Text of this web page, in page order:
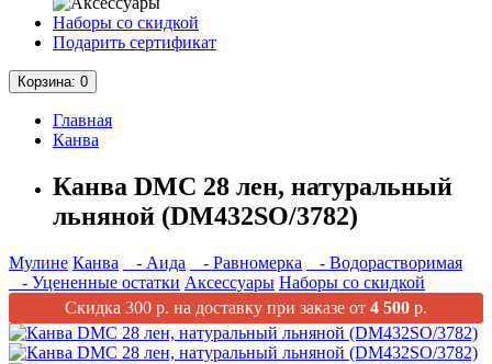
Наборы со скидкой
Подарить сертификат
Корзина: 0
Главная
Канва
Канва DMC 28 лен, натуральный
льняной (DM432SO/3782)
Мулине Канва - Аида - Равномерка
- Водорастворимая
- Уцененные остатки Аксессуары Наборы со скидкой
Скидка 300 р. на доставку при заказе от 4 500 р.